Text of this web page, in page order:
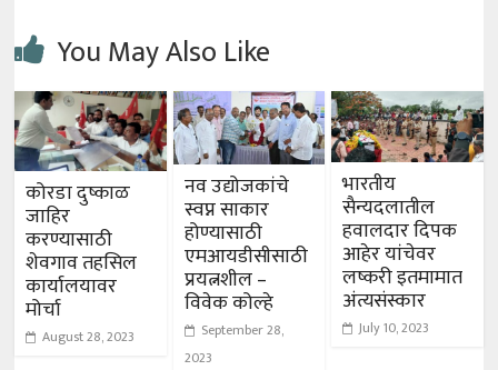
You May Also Like
कोरडा दुष्काळ
जाहिर
करण्यासाठी
शेवगाव तहसिल
कार्यालयावर
मोर्चा
August 28, 2023
नव उद्योजकांचे
स्वप्न साकार
होण्यासाठी
एमआयडीसीसाठी
प्रयत्नशील –
विवेक कोल्हे
September 28,
2023
भारतीय
सैन्यदलातील
हवालदार दिपक
आहेर यांचेवर
लष्करी इतमामात
अंत्यसंस्कार
July 10, 2023